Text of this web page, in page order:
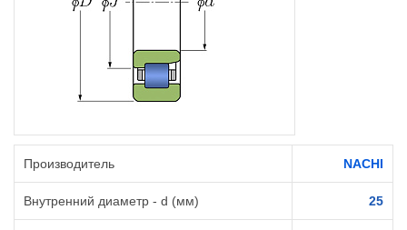
Производитель NACHI
Внутренний диаметр - d (мм) 25